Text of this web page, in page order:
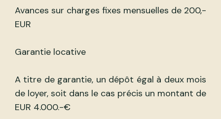
Avances sur charges fixes mensuelles de 200,-
EUR
Garantie locative
A titre de garantie, un dépôt égal à deux mois
de loyer, soit dans le cas précis un montant de
EUR 4.000.-€